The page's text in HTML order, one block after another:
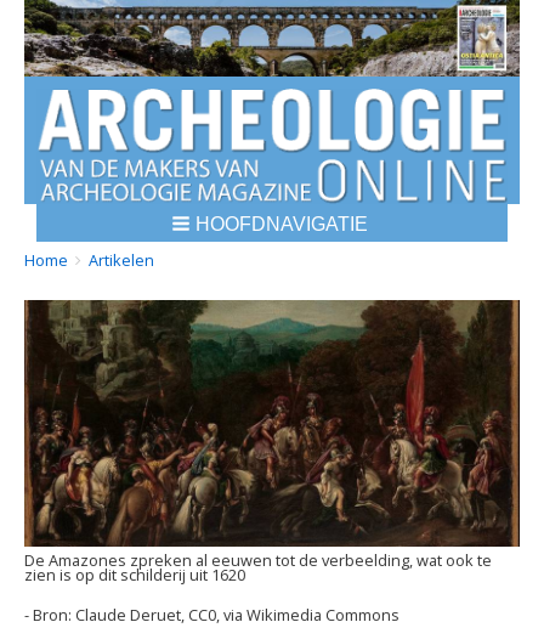
HOOFDNAVIGATIE
BREADCRUMBS
YOU
HERE:
Home Artikelen
De Amazones zpreken al eeuwen tot de verbeelding, wat ook te
zien is op dit schilderij uit 1620
Claude Deruet, CC0, via Wikimedia Commons